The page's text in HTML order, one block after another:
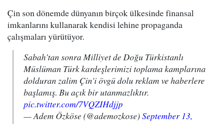
Çin son dönemde dünyanın birçok ülkesinde finansal
imkanlarını kullanarak kendisi lehine propaganda
çalışmaları yürütüyor.
Sabah'tan sonra Milliyet de Doğu Türkistanlı
Müslüman Türk kardeşlerimizi toplama kamplarına
dolduran zalim Çin'i övgü dolu reklam ve haberlere
başlamış. Bu açık bir utanmazlıktır.
pic.twitter.com/7VQZIHdjjp
— Adem Özköse (@ademozkose) September 13,